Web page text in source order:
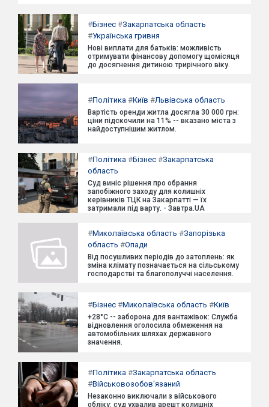
#Бізнес #Закарпатська область
#Українська гривня
Нові виплати для батьків: можливість
отримувати фінансову допомогу щомісяця
до досягнення дитиною трирічного віку.
#Політика #Київ #Львівська область
Вартість оренди житла досягла 30 000 грн:
ціни підскочили на 11% -- вказано міста з
найдоступнішим житлом.
#Політика #Бізнес #Закарпатська
область
Суд виніс рішення про обрання
запобіжного заходу для колишніх
керівників ТЦК на Закарпатті — їх
затримали під варту. - Завтра.UA
#Миколаївська область #Запорізька
область #Опади
Від посушливих періодів до затоплень: як
зміна клімату позначається на сільському
господарстві та благополуччі населення.
#Бізнес #Миколаївська область #Київ
+28°C -- заборона для вантажівок: Служба
відновлення оголосила обмеження на
автомобільних шляхах державного
значення.
#Політика #Закарпатська область
#Військовозобов'язаний
Незаконно виключали з військового
обліку: суд ухвалив арешт колишніх